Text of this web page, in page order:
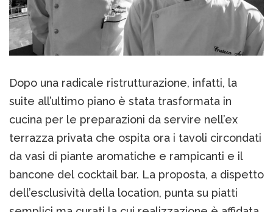
Dopo una radicale ristrutturazione, infatti, la
suite all’ultimo piano è stata trasformata in
cucina per le preparazioni da servire nell’ex
terrazza privata che ospita ora i tavoli circondati
da vasi di piante aromatiche e rampicanti e il
bancone del cocktail bar. La proposta, a dispetto
dell’esclusività della location, punta su piatti